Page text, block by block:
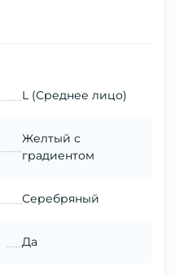
L (Среднее лицо)
Желтый с
градиентом
Серебряный
Да